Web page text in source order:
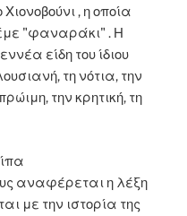
, η οποία
"φαναράκι" . Η
είδη του ίδιου
τη νότια, την
την κρητική, τη
αναφέρεται η λέξη
με την ιστορία της